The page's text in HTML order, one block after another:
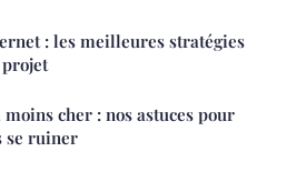
: les meilleures stratégies
cher : nos astuces pour
se ruiner